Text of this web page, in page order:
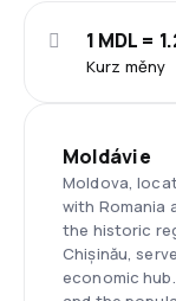
Kurz měny
1 MDL =
Moldávie
Moldova,
with Romania
the historic
Chișinău,
economic